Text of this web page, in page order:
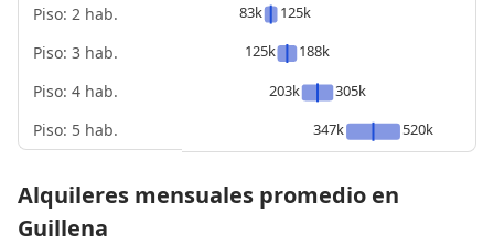
Piso: 2 hab.
Piso: 3 hab.
Piso: 4 hab.
Piso: 5 hab.
83k
125k
125k
188k
203k
305k
347k
520k
Alquileres mensuales promedio en
Guillena